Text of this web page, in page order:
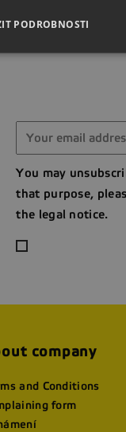
You may
that purpose,
the legal notice.
company
and Conditions
form
PODROBNOSTI